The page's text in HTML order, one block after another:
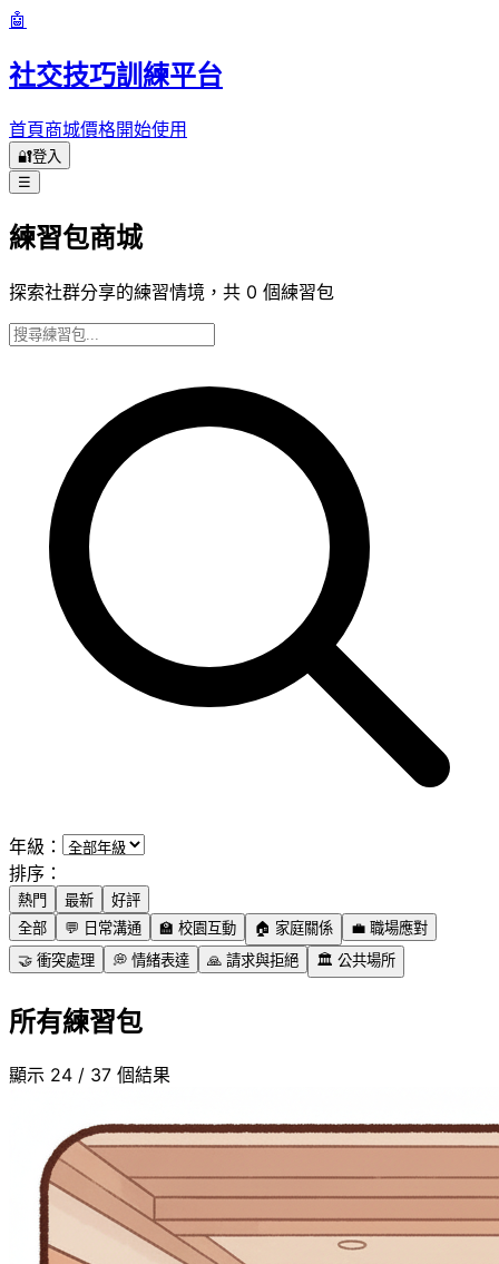
🤖
社交技巧訓練平台
首頁商城價格開始使用
🔐登入
☰
練習包商城
探索社群分享的練習情境，共 0 個練習包
年級：
排序：
熱門 最新
好評
全部
💬 日常溝通 🏫 校園互動 🏠 家庭關係 💼 職場應對
🤝 衝突處理 💭 情緒表達 🙏 請求與拒絕 🏛️ 公共場所
所有練習包
顯示 36 / 37 個結果